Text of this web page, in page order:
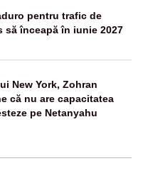
pentru trafic de
să înceapă în iunie 2027
New York, Zohran
că nu are capacitatea
pe Netanyahu